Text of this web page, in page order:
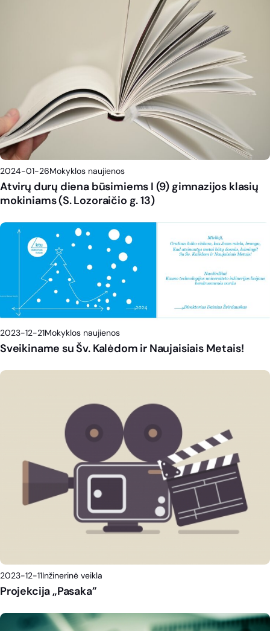
2024-01-26Mokyklos naujienos
Atvirų durų diena būsimiems I (9) gimnazijos klasių
mokiniams (S. Lozoraičio g. 13)
2023-12-21Mokyklos naujienos
Sveikiname su Šv. Kalėdom ir Naujaisiais Metais!
2023-12-11Inžinerinė veikla
Projekcija „Pasaka”